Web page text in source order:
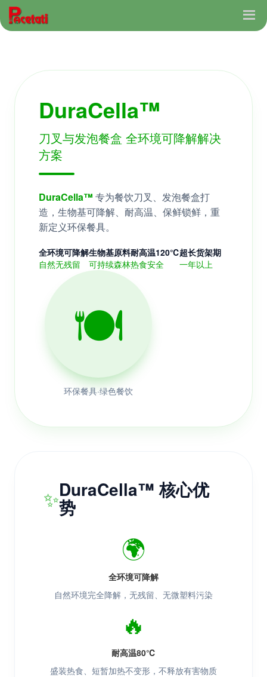
DuraCella™
刀叉与发泡餐盒 全环境可降解解决
方案
DuraCella™ 专为餐饮刀叉、发泡餐盒打
造，生物基可降解、耐高温、保鲜锁鲜，重
新定义环保餐具。
全环境可降解
自然无残留
生物基原料
可持续森林
耐高温120℃
热食安全
超长货架期
一年以上
🍽️
环保餐具·绿色餐饮
✨DuraCella™ 核心优
势
🌍
全环境可降解
自然环境完全降解，无残留、无微塑料污染
🔥
耐高温80℃
盛装热食、短暂加热不变形，不释放有害物质